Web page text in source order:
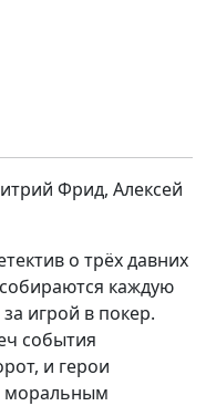
Фрид, Алексей
о трёх давних
каждую
игрой в покер.
события
и герои
моральным